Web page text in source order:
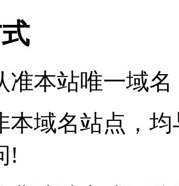
准本站唯一域名
本域名站点，
!